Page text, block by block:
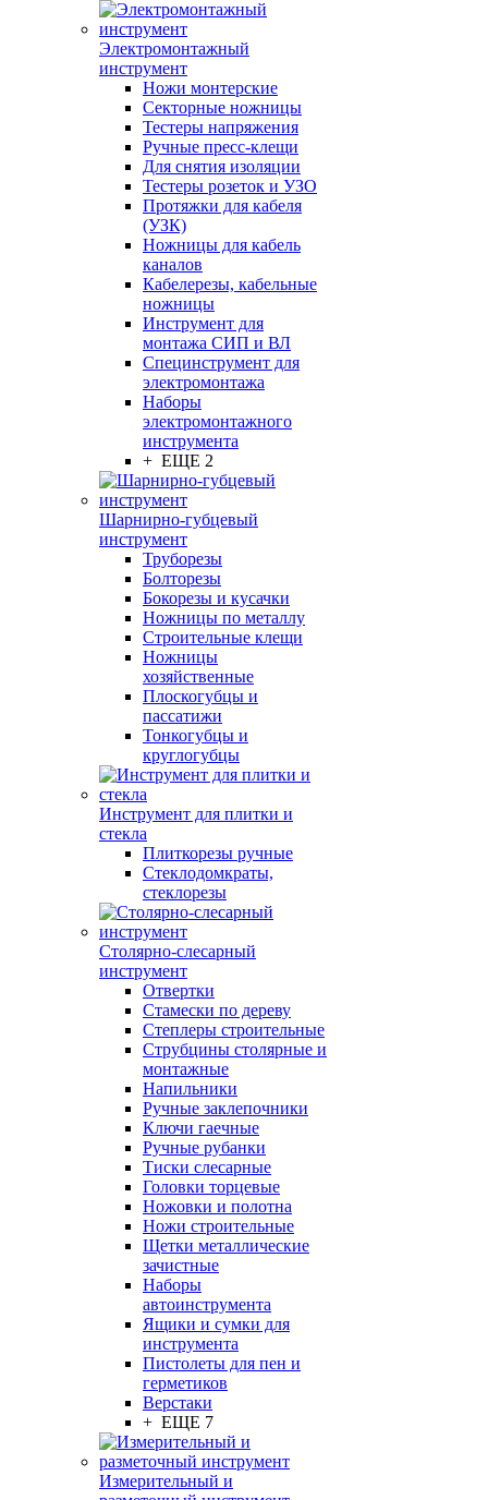
Электромонтажный
инструмент
Ножи монтерские
Секторные ножницы
Тестеры напряжения
Ручные пресс-клещи
Для снятия изоляции
Тестеры розеток и УЗО
Протяжки для кабеля
(УЗК)
Ножницы для кабель
каналов
Кабелерезы, кабельные
ножницы
Инструмент для
монтажа СИП и ВЛ
Специнструмент для
электромонтажа
Наборы
электромонтажного
инструмента
+ ЕЩЕ 2
Шарнирно-губцевый
инструмент
Труборезы
Болторезы
Бокорезы и кусачки
Ножницы по металлу
Строительные клещи
Ножницы
хозяйственные
Плоскогубцы и
пассатижи
Тонкогубцы и
круглогубцы
Инструмент для плитки и
стекла
Плиткорезы ручные
Стеклодомкраты,
стеклорезы
Столярно-слесарный
инструмент
Отвертки
Стамески по дереву
Степлеры строительные
Струбцины столярные и
монтажные
Напильники
Ручные заклепочники
Ключи гаечные
Ручные рубанки
Тиски слесарные
Головки торцевые
Ножовки и полотна
Ножи строительные
Щетки металлические
зачистные
Наборы
автоинструмента
Ящики и сумки для
инструмента
Пистолеты для пен и
герметиков
Верстаки
+ ЕЩЕ 7
Измерительный и